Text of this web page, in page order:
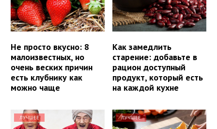
Не просто вкусно: 8
малоизвестных, но
очень веских причин
есть клубнику как
можно чаще
Как замедлить
старение: добавьте в
рацион доступный
продукт, который есть
на каждой кухне
ЛУЧШЕЕ ЛУЧШЕЕ